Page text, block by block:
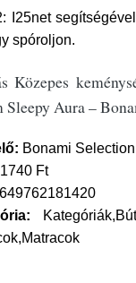
I25net
spóroljon.
Közepes
Sleepy Aura –
Bonami Selection
Ft
649762181420